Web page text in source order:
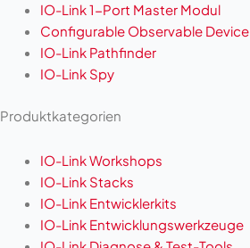
IO-Link 1-Port Master Modul
Configurable Observable Device
IO-Link Pathfinder
IO-Link Spy
Produktkategorien
IO-Link Workshops
IO-Link Stacks
IO-Link Entwicklerkits
IO-Link Entwicklungswerkzeuge